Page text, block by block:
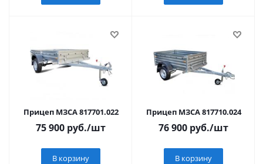
Прицеп МЗСА 817701.022
75 900 руб./шт
В корзину
Прицеп МЗСА 817710.024
76 900 руб./шт
В корзину